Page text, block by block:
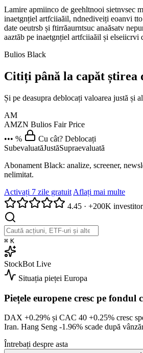
Lamire apmiinco de geehltnooi sietnvsec
inaetgnțiel artfciiaăil, ndnediveiți eoanvi
date oeutrsb și ftirrăaurntsuc anaăsatv
aaztăb pe inaetgnțiel artfciiaăil și elseiicrvi
Bulios Black
Citiți până la capăt știrea
Și pe deasupra deblocați valoarea justă și
AM
AMZN Bulios Fair Price
••• %
Cu cât? Deblocați
SubevaluatăJustăSupraevaluată
Abonament Black: analize, screener,
nelimitat.
Activați 7 zile gratuit Aflați mai multe
4.45 · +200K
⌘ K
StockBot Live
Situația pieței Europa
Piețele europene cresc pe
DAX +0.29% și CAC 40 +0.25% cresc
Iran. Hang Seng -1.96% scade după
Întrebați despre asta